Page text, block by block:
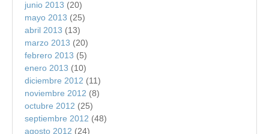
junio 2013 (20)
mayo 2013 (25)
abril 2013 (13)
marzo 2013 (20)
febrero 2013 (5)
enero 2013 (10)
diciembre 2012 (11)
noviembre 2012 (8)
octubre 2012 (25)
septiembre 2012 (48)
agosto 2012 (24)